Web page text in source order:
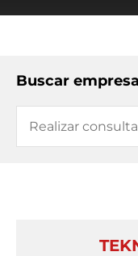
Buscar empresa